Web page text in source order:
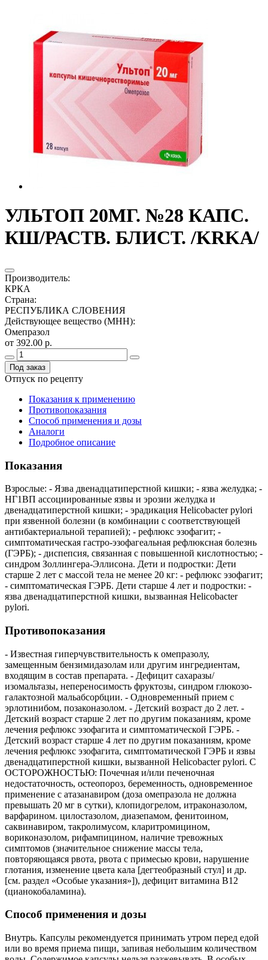
УЛЬТОП 20МГ. №28 КАПС.
КШ/РАСТВ. БЛИСТ. /KRKA/
Производитель:
КРКА
Страна:
РЕСПУБЛИКА СЛОВЕНИЯ
Действующее вещество (МНН):
Омепразол
от 392.00 р.
Под заказ
Отпуск по рецепту
Показания к применению
Противопоказания
Способ применения и дозы
Аналоги
Подробное описание
Показания
Взрослые: - Язва двенадцатиперстной кишки; - язва желудка; -
НГ1ВП ассоциированные язвы и эрозии желудка и
двенадцатиперстной кишки; - эрадикация Helicobacter pylori
при язвенной болезни (в комбинации с соответствующей
антибактериальной терапией); - рефлюкс эзофагит; -
симптоматическая гастро-эзофагеальная рефлюксная болезнь
(ГЭРБ); - диспепсия, связанная с повышенной кислотностью; -
синдром Золлингера-Эллисона. Дети и подростки: Дети
старше 2 лет с массой тела не менее 20 кг: - рефлюкс эзофагит;
- симптоматическая ГЭРБ. Дети старше 4 лет и подростки: -
язва двенадцатиперстной кишки, вызванная Helicobacter
pylori.
Противопоказания
- Известная гиперчувствительность к омепразолу,
замещенным бензимидазолам или другим ингредиентам,
входящим в состав препарата. - Дефицит сахаразы/
изомальтазы, непереносимость фруктозы, синдром глюкозо-
галактозной мальабсорбции. - Одновременный прием с
эрлотинибом, позаконазолом. - Детский возраст до 2 лет. -
Детский возраст старше 2 лет по другим показаниям, кроме
лечения рефлюкс эзофагита и симптоматической ГЭРБ. -
Детский возраст старше 4 лет по другим показаниям, кроме
лечения рефлюкс эзофагита, симптоматической ГЭРБ и язвы
двенадцатиперстной кишки, вызванной Helicobacter pylori. С
ОСТОРОЖНОСТЬЮ: Почечная и/или печеночная
недостаточность, остеопороз, беременность, одновременное
применение с атазанавиром (доза омепразола не должна
превышать 20 мг в сутки), клопидогрелом, итраконазолом,
варфарином. цилостазолом, диазепамом, фенитоином,
саквинавиром, такролимусом, кларитромицином,
вориконазолом, рифампицином, наличие тревожных
симптомов (значительное снижение массы тела,
повторяющаяся рвота, рвота с примесью крови, нарушение
глотания, изменение цвета кала [дегтеобразный стул] и др.
[см. раздел «Особые указания»]), дефицит витамина B12
(цианокобаламина).
Способ применения и дозы
Внутрь. Капсулы рекомендуется принимать утром перед едой
или во время приема пищи, запивая небольшим количеством